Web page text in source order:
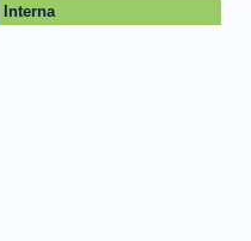
Interna